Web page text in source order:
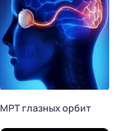
МРТ глазных орбит